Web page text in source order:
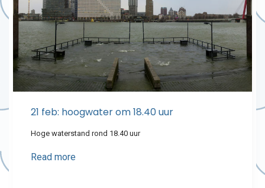
21 feb: hoogwater om 18.40 uur
Hoge waterstand rond 18.40 uur
Read more